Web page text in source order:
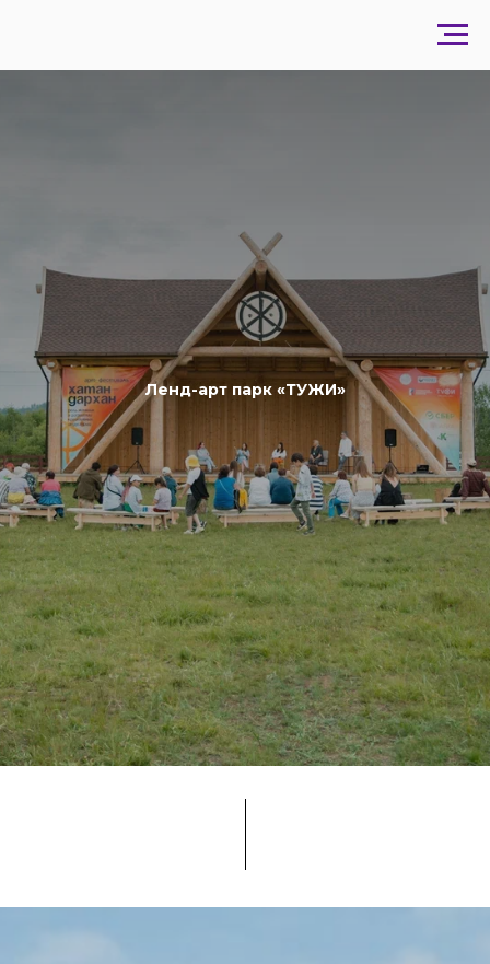
Ленд-арт парк «ТУЖИ»